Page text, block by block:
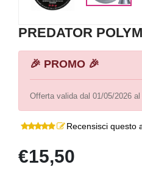
PREDATOR
🎉 PROMO 🎉
Offerta valida dal 01/05/2026 al
Recensisci questo
€15,50